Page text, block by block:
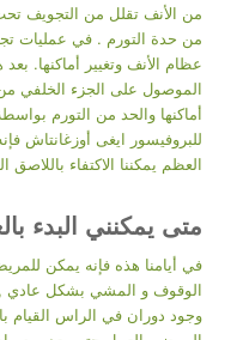
من الأنف تقلل من التجويف
من حدة التورم . في عمليات
عظام الأنف وتغيير أماكنها.
الموصول على الجزء الخلفي من
أماكنها والحد من التورم
للبروفيسور ايغى أوزغانتاش
العظم يمكننا الاكتفاء
متى يمكنني البدء
في أيامنا هذه فإنه يمكن
الوقوف و المشي بشكل عادي
وجود دوران في الراس القيام